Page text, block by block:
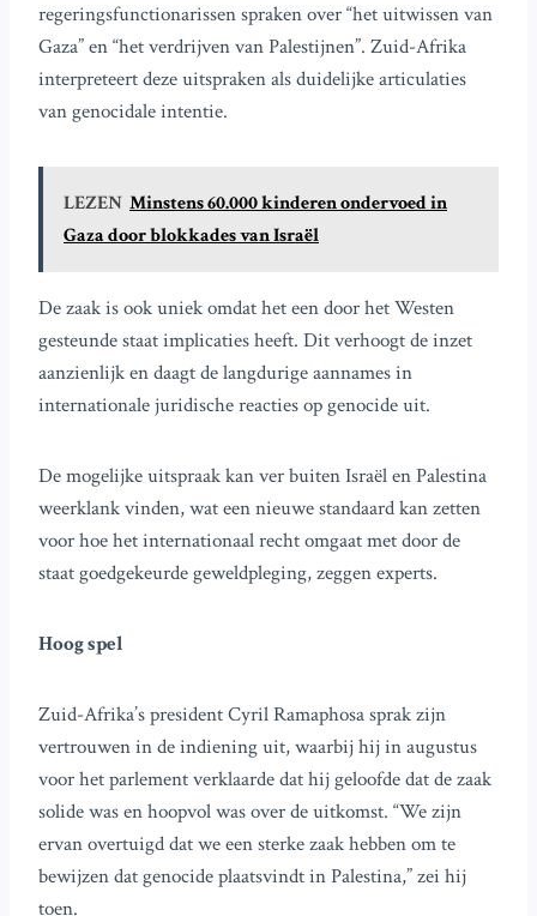
regeringsfunctionarissen spraken over “het uitwissen van
Gaza” en “het verdrijven van Palestijnen”. Zuid-Afrika
interpreteert deze uitspraken als duidelijke articulaties
van genocidale intentie.
LEZEN Minstens 60.000 kinderen ondervoed in
Gaza door blokkades van Israël
De zaak is ook uniek omdat het een door het Westen
gesteunde staat implicaties heeft. Dit verhoogt de inzet
aanzienlijk en daagt de langdurige aannames in
internationale juridische reacties op genocide uit.
De mogelijke uitspraak kan ver buiten Israël en Palestina
weerklank vinden, wat een nieuwe standaard kan zetten
voor hoe het internationaal recht omgaat met door de
staat goedgekeurde geweldpleging, zeggen experts.
Hoog spel
Zuid-Afrika’s president Cyril Ramaphosa sprak zijn
vertrouwen in de indiening uit, waarbij hij in augustus
voor het parlement verklaarde dat hij geloofde dat de zaak
solide was en hoopvol was over de uitkomst. “We zijn
ervan overtuigd dat we een sterke zaak hebben om te
bewijzen dat genocide plaatsvindt in Palestina,” zei hij
toen.